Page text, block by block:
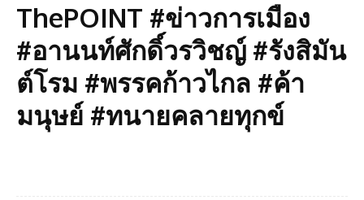
ThePOINT #ข่าวการเมือง
#อานนท์ศักดิ์วรวิชญ์ #รังสิมัน
ต์โรม #พรรคก้าวไกล #ค้า
มนุษย์ #ทนายคลายทุกข์